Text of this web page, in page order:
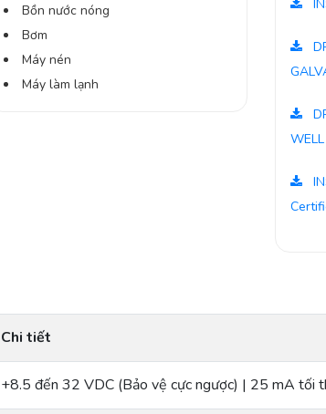
Bồn nước nóng
Bơm
Máy nén
Máy làm lạnh
Chi tiết
+8.5 đến 32 VDC (Bảo vệ cực ngược) | 25 mA tối